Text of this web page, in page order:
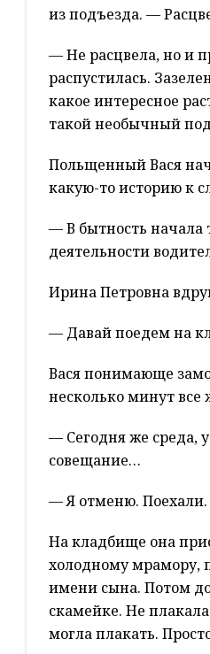
из подъезда. —
— Не расцвела, но и
распустилась.
какое интересное
такой необычный
Польщенный Вася
какую-то историю к
— В бытность начала
деятельности
Ирина Петровна
— Давай поедем на
Вася понимающе
несколько минут все
— Сегодня же среда,
совещание…
— Я отменю. Поехали.
На кладбище она
холодному мрамору,
имени сына. Потом
скамейке. Не
могла плакать.